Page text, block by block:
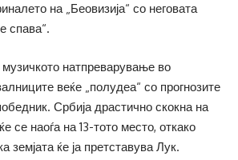
на „Беовизија“ со неговата
спава“.
натпреварување во
веќе „полудеа“ со прогнозите
Србија драстично скокна на
се наоѓа на 13-тото место, откако
земјата ќе ја претставува Лук.